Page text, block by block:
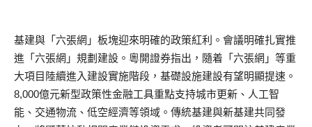
基建與「六張網」板塊迎來明確的政策紅利。會議明確扎實推
進「六張網」規劃建設。粵開證券指出，隨着「六張網」等重
大項目陸續進入建設實施階段，基礎設施建設有望明顯提速。
8,000億元新型政策性金融工具重點支持城市更新、人工智
能、交通物流、低空經濟等領域。傳統基建與新基建共同發